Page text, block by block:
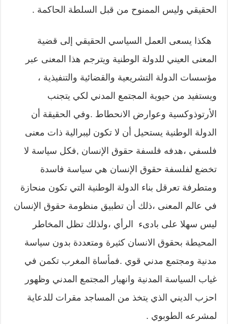
الحقيقي وليس الممنوح من قبل السلطة الحاكمة .
هكذا يسعى العمل السياسي الحقيقي إلى قضية
المعنى العيني للدولة الوطنية ويترجم هذا المعنى عبر
مؤسسات الدولة التشريعية والقضائية والتنفيذية ،
ويستفيد من حيوية المجتمع المدني لكي يتجنب
الأرتوذوكسية وعوارض الانحطاط .وفي الحقيقة أن
الدولة الوطنية يستحيل أن لا تكون ليبرالية ذات معنى
فلسفي ،هدفه فلسفة حقوق الإنسان ,فكل سياسة لا
تخضع لفلسفة حقوق الإنسان هي سياسة فاسدة
ومتطرفة تعرقل بناء الدولة الوطنية التي تكون منحازة
في عالم المعنى ،ذلك أن تطبيق منظومة حقوق الإنسان
ليس سهلا على بادىء الرأي ،ولذلك تظل المخاطر
المحيطة بحقوق الانسان كثيرة ومتعددة بدون سياسة
مدنية ومجتمع مدني قوي .فمأساة المغرب تكمن في
غياب السياسة المدنية وانهيار المجتمع المدني وظهور
احزب الديني الذي يتخذ من المساجد مقرات للدعاية
لمشرعه الطوبوي .